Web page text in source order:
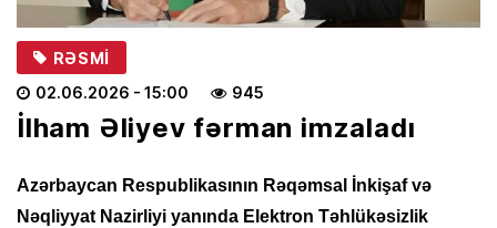
RƏSMI
02.06.2026 - 15:00 945
İlham Əliyev fərman imzaladı
Azərbaycan Respublikasının Rəqəmsal İnkişaf və
Nəqliyyat Nazirliyi yanında Elektron Təhlükəsizlik